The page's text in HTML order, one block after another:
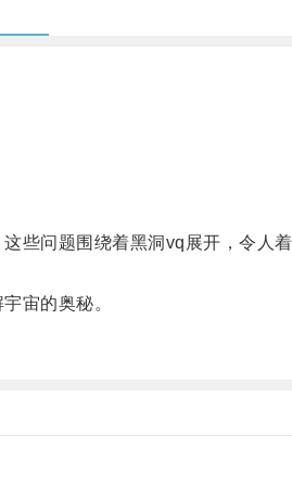
问题围绕着黑洞vq展开，令人着
宙的奥秘。